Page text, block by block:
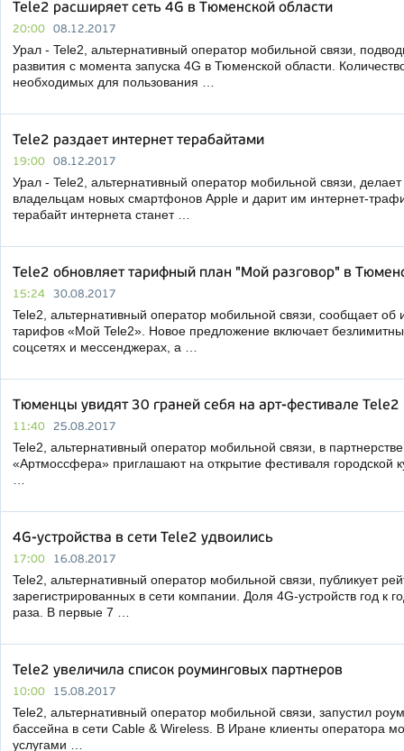
Tele2 расширяет сеть 4G в Тюменской области
20:00 08.12.2017
Урал - Tele2, альтернативный оператор мобильной связи,
развития c момента запуска 4G в Тюменской области.
необходимых для пользования …
Tele2 раздает интернет терабайтами
19:00 08.12.2017
Урал - Tele2, альтернативный оператор мобильной связи,
владельцам новых смартфонов Apple и дарит им интернет-
терабайт интернета станет …
Tele2 обновляет тарифный план "Мой разговор" в
15:24 30.08.2017
Tele2, альтернативный оператор мобильной связи, сообщает об
тарифов «Мой Tele2». Новое предложение включает
соцсетях и мессенджерах, а …
Тюменцы увидят 30 граней себя на арт-фестивале
11:40 25.08.2017
Tele2, альтернативный оператор мобильной связи, в
«Артмоссфера» приглашают на открытие фестиваля городской
4G-устройства в сети Tele2 удвоились
17:00 16.08.2017
Tele2, альтернативный оператор мобильной связи, публикует
зарегистрированных в сети компании. Доля 4G-устройств год к
раза. В первые 7 …
Tele2 увеличила список роуминговых партнеров
10:00 15.08.2017
Tele2, альтернативный оператор мобильной связи, запустил
бассейна в сети Cable & Wireless. В Иране клиенты оператора
услугами …